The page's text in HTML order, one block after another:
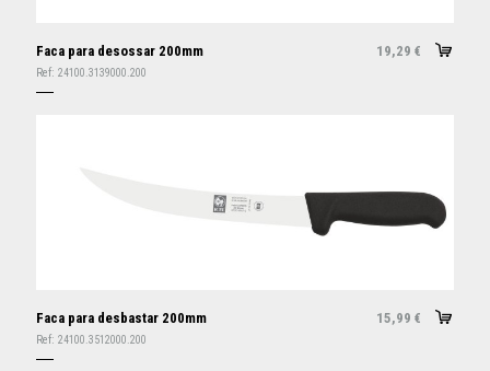
Faca para desossar 200mm 19,29 €
Ref: 24100.3139000.200
Faca para desbastar 200mm 15,99 €
Ref: 24100.3512000.200